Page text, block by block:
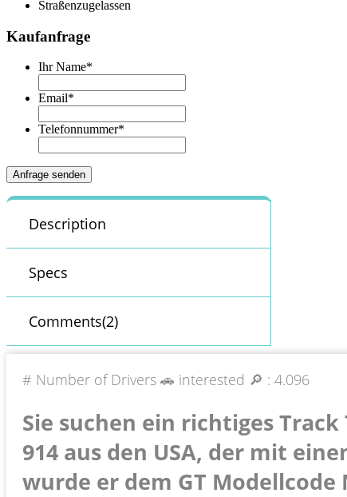
Straßenzugelassen
Kaufanfrage
Ihr Name*
Email*
Telefonnummer*
Description
Specs
Comments(2)
# Number of Drivers 🚗 interested 🔎 : 4.096
Sie suchen ein richtiges
914 aus den USA, der mit
wurde er dem GT Modellcode